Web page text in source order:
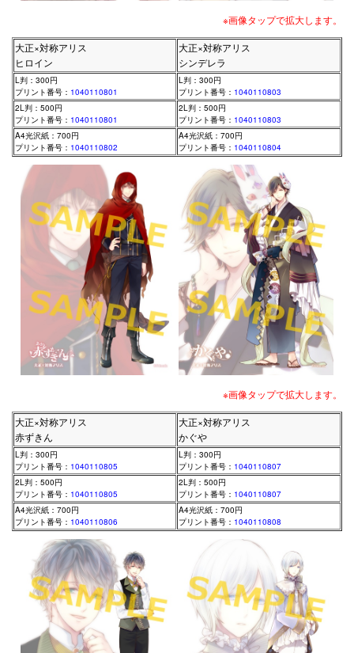
※画像タップで拡大します。
大正×対称アリス
ヒロイン
大正×対称アリス
シンデレラ
L判：300円
プリント番号： 1040110801
L判：300円
プリント番号： 1040110803
2L判：500円
プリント番号： 1040110801
2L判：500円
プリント番号： 1040110803
A4光沢紙：700円
プリント番号： 1040110802
A4光沢紙：700円
プリント番号： 1040110804
※画像タップで拡大します。
大正×対称アリス
赤ずきん
大正×対称アリス
かぐや
L判：300円
プリント番号： 1040110805
L判：300円
プリント番号： 1040110807
2L判：500円
プリント番号： 1040110805
2L判：500円
プリント番号： 1040110807
A4光沢紙：700円
プリント番号： 1040110806
A4光沢紙：700円
プリント番号： 1040110808